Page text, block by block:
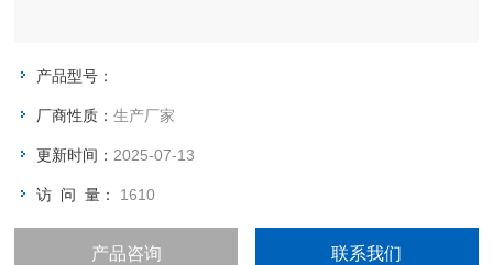
产品型号：
厂商性质：生产厂家
更新时间： 2025-07-13
访 问 量： 1610
产品咨询 联系我们